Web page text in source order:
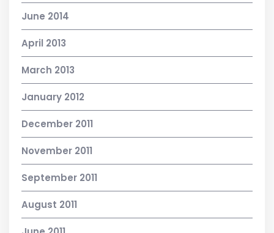
June 2014
April 2013
March 2013
January 2012
December 2011
November 2011
September 2011
August 2011